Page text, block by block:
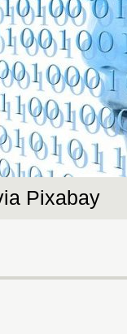
Pixabay